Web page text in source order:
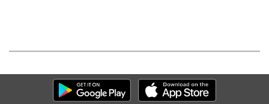
ทั้งหมด 20 - 1 - 20 ไร่ ที่ตั้งโครงการ ถนนสุขุมวิท 77
เสร็จ พร้อมเข้าอยู่ สถานที่สำคัญใกล้เคียง Pickadaily Bangkok
Mall The Emporium J avenue Paradise Park Max Value